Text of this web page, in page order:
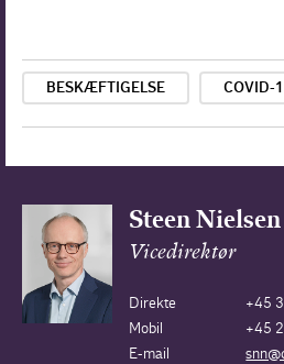
BESKÆFTIGELSE COVID-
Steen Nielsen
Vicedirektør
Direkte
+45
Mobil
+45
E-mail